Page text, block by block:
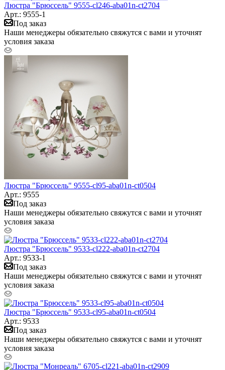
Люстра "Брюссель" 9555-cl246-aba01n-ct2704
Арт.: 9555-1
Под заказ
Наши менеджеры обязательно свяжутся с вами и уточнят
условия заказа
Люстра "Брюссель" 9555-cl95-aba01n-ct0504
Арт.: 9555
Под заказ
Наши менеджеры обязательно свяжутся с вами и уточнят
условия заказа
Люстра "Брюссель" 9533-cl222-aba01n-ct2704
Арт.: 9533-1
Под заказ
Наши менеджеры обязательно свяжутся с вами и уточнят
условия заказа
Люстра "Брюссель" 9533-cl95-aba01n-ct0504
Арт.: 9533
Под заказ
Наши менеджеры обязательно свяжутся с вами и уточнят
условия заказа